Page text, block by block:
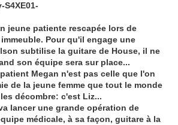
jeune patiente rescapée lors de
Pour qu'il engage une
subtilise la guitare de House, il ne
son équipe sera sur place...
Megan n'est pas celle que l'on
de la jeune femme que tout le monde
décombre: c'est Liz...
lancer une grande opération de
médicale, à sa façon, guitare à la